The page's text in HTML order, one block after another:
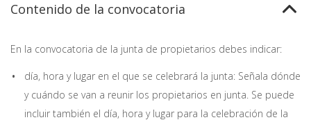
Contenido de la convocatoria
En la convocatoria de la junta de propietarios debes indicar:
día, hora y lugar en el que se celebrará la junta: Señala dónde
y cuándo se van a reunir los propietarios en junta. Se puede
incluir también el día, hora y lugar para la celebración de la